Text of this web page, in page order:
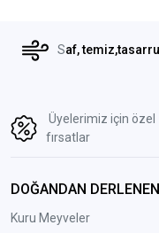
Saf,
Üyelerimiz için özel
fırsatlar
DOĞANDAN
Kuru Meyveler